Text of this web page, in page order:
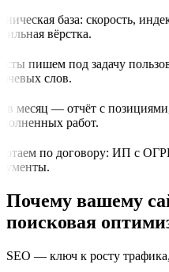
база: скорость,
вёрстка.
пишем под задачу
слов.
в месяц — отчёт с
работ.
по договору: ИП с
Почему вашему
поисковая
SEO — ключ к росту